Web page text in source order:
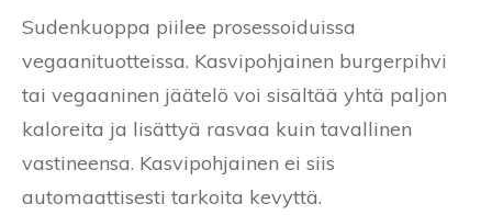
Sudenkuoppa piilee prosessoiduissa
vegaanituotteissa. Kasvipohjainen burgerpihvi
tai vegaaninen jäätelö voi sisältää yhtä paljon
kaloreita ja lisättyä rasvaa kuin tavallinen
vastineensa. Kasvipohjainen ei siis
automaattisesti tarkoita kevyttä.